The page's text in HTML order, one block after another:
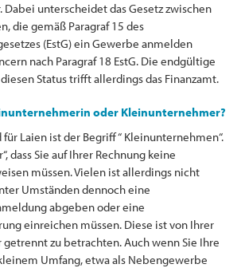
Dabei unterscheidet das Gesetz zwischen
die gemäß Paragraf 15 des
(EstG) ein Gewerbe anmelden
nach Paragraf 18 EstG. Die endgültige
Status trifft allerdings das Finanzamt.
oder Kleinunternehmer?
Laien ist der Begriff “ Kleinunternehmen“.
dass Sie auf Ihrer Rechnung keine
müssen. Vielen ist allerdings nicht
Umständen dennoch eine
abgeben oder eine
einreichen müssen. Diese ist von Ihrer
zu betrachten. Auch wenn Sie Ihre
Umfang, etwa als Nebengewerbe